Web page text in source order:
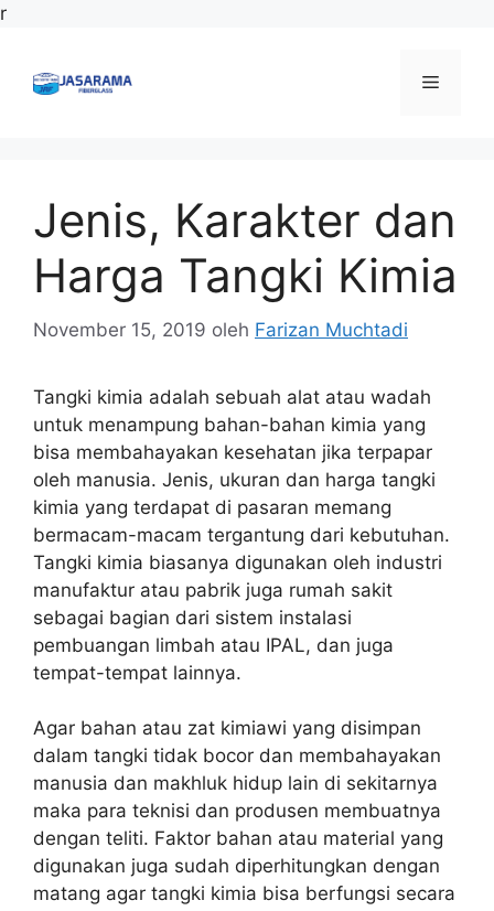
rLangsung
Menu
Jenis, Karakter dan
Harga Tangki Kimia
November 15, 2019 oleh Farizan Muchtadi
Tangki kimia adalah sebuah alat atau wadah
untuk menampung bahan-bahan kimia yang
bisa membahayakan kesehatan jika terpapar
oleh manusia. Jenis, ukuran dan harga tangki
kimia yang terdapat di pasaran memang
bermacam-macam tergantung dari kebutuhan.
Tangki kimia biasanya digunakan oleh industri
manufaktur atau pabrik juga rumah sakit
sebagai bagian dari sistem instalasi
pembuangan limbah atau IPAL, dan juga
tempat-tempat lainnya.
Agar bahan atau zat kimiawi yang disimpan
dalam tangki tidak bocor dan membahayakan
manusia dan makhluk hidup lain di sekitarnya
maka para teknisi dan produsen membuatnya
dengan teliti. Faktor bahan atau material yang
digunakan juga sudah diperhitungkan dengan
matang agar tangki kimia bisa berfungsi secara